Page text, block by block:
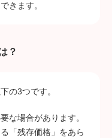
きます。
？
の3つです。
な場合があります。
「残存価格」をあら